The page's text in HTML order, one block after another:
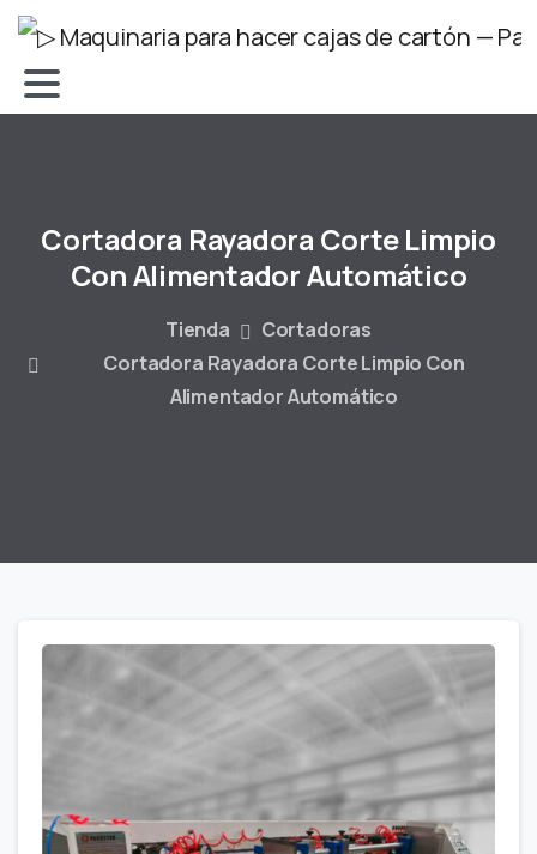
Cortadora Rayadora Corte Limpio
ConAlimentadorAutomático
Tienda
Cortadoras
Cortadora Rayadora Corte Limpio Con
Alimentador Automático